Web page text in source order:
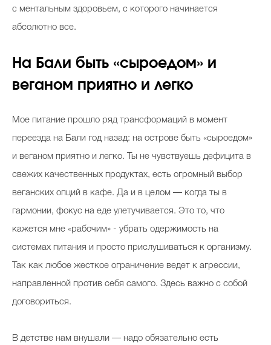
с ментальным здоровьем, с которого начинается
абсолютно все.
На Бали быть «сыроедом» и
веганом приятно и легко
Мое питание прошло ряд трансформаций в момент
переезда на Бали год назад: на острове быть «сыроедом»
и веганом приятно и легко. Ты не чувствуешь дефицита в
свежих качественных продуктах, есть огромный выбор
веганских опций в кафе. Да и в целом — когда ты в
гармонии, фокус на еде улетучивается. Это то, что
кажется мне «рабочим» - убрать одержимость на
системах питания и просто прислушиваться к организму.
Так как любое жесткое ограничение ведет к агрессии,
направленной против себя самого. Здесь важно с собой
договориться.
В детстве нам внушали — надо обязательно есть